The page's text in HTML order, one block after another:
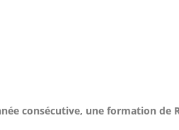
consécutive, une formation de